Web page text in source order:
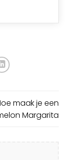
maak je een
Margarita